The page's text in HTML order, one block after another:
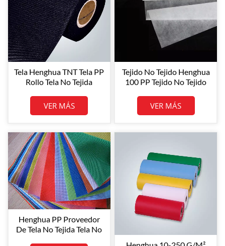
Tela Henghua TNT Tela PP
Rollo Tela No Tejida
Polipropileno No Tejido
Spunbond Tela No Tejida
VER MÁS
Tejido No Tejido Henghua
100 PP Tejido No Tejido
No Tejido Spunbond De
Polipropileno
VER MÁS
Henghua PP Proveedor
De Tela No Tejida Tela No